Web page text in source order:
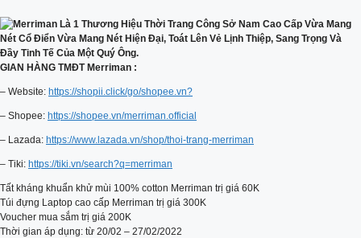
GIAN HÀNG TMĐT Merriman :
– Website: https://shopii.click/go/shopee.vn?
– Shopee: https://shopee.vn/merriman.official
– Lazada: https://www.lazada.vn/shop/thoi-trang-merriman
– Tiki: https://tiki.vn/search?q=merriman
Tất kháng khuẩn khử mùi 100% cotton Merriman trị giá 60K
Túi đựng Laptop cao cấp Merriman trị giá 300K
Voucher mua sắm trị giá 200K
Thời gian áp dụng: từ 20/02 – 27/02/2022